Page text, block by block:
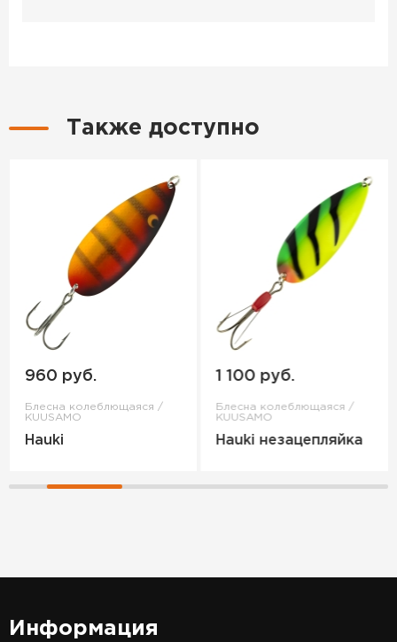
Также доступно
960 руб.
Блесна колеблющаяся /
KUUSAMO
Hauki
1 100 руб.
Блесна колеблющаяся /
KUUSAMO
Hauki незацепляйка
Информация